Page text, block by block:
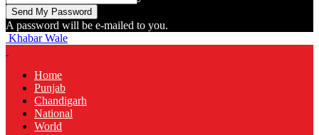
A password will be e-mailed to you.
Khabar Wale
Home
Punjab
Chandigarh
National
World